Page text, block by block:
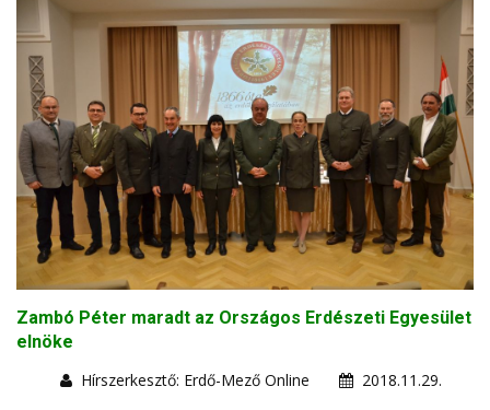
Zambó Péter maradt az Országos Erdészeti Egyesület
elnöke
Hírszerkesztő: Erdő-Mező Online
2018.11.29.